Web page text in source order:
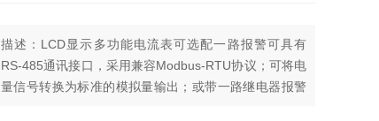
描述：LCD显示多功能电流表可选配一路报警可具有
RS-485通讯接口，采用兼容Modbus-RTU协议；可将电
量信号转换为标准的模拟量输出；或带一路继电器报警